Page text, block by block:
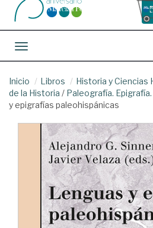
Toggle navigation
Inicio Libros Historia y Ciencias
de la Historia / Paleografía.
y epigrafías paleohispánicas